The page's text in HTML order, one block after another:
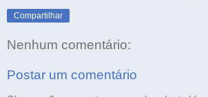
Compartilhar
Nenhum comentário:
Postar um comentário